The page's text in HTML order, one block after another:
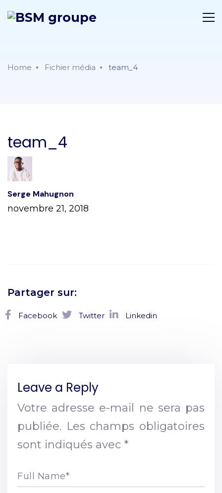
Home Fichier média team_4
team_4
Serge Mahugnon
novembre 21, 2018
Partager sur:
Facebook Twitter Linkedin
Leave a Reply
Votre adresse e-mail ne sera pas
publiée. Les champs obligatoires
sont indiqués avec *
Full Name*